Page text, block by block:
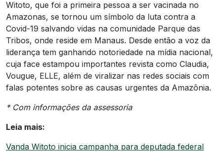
Witoto, que foi a primeira pessoa a ser vacinada no
Amazonas, se tornou um símbolo da luta contra a
Covid-19 salvando vidas na comunidade Parque das
Tribos, onde reside em Manaus. Desde então a voz da
liderança tem ganhando notoriedade na mídia nacional,
cuja face estampou importantes revista como Claudia,
Vougue, ELLE, além de viralizar nas redes sociais com
falas potentes sobre as causas urgentes da Amazônia.
* Com informações da assessoria
Leia mais:
Vanda Witoto inicia campanha para deputada federal